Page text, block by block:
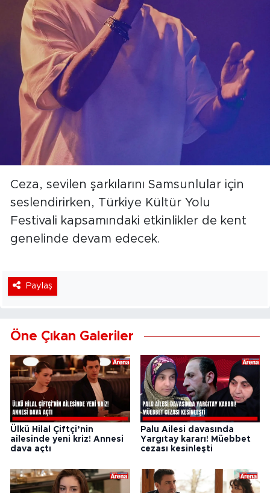
Ceza, sevilen şarkılarını Samsunlular için
seslendirirken, Türkiye Kültür Yolu
Festivali kapsamındaki etkinlikler de kent
genelinde devam edecek.
Paylaş
Öne Çıkan Galeriler
Ülkü Hilal Çiftçi’nin
ailesinde yeni kriz! Annesi
dava açtı
Palu Ailesi davasında
Yargıtay kararı! Müebbet
cezası kesinleşti